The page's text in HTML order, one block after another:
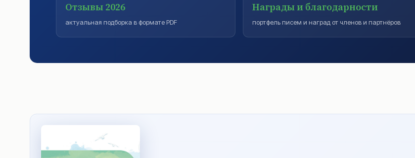
Отзывы 2026
актуальная подборка в формате PDF
Награды и благодарности
портфель писем и наград от членов и партнёров